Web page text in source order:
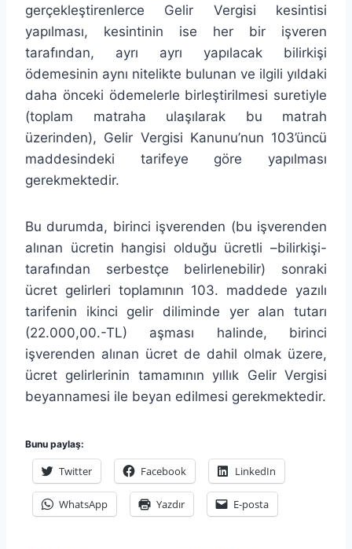
gerçekleştirenlerce Gelir Vergisi kesintisi
yapılması, kesintinin ise her bir işveren
tarafından, ayrı ayrı yapılacak bilirkişi
ödemesinin aynı nitelikte bulunan ve ilgili yıldaki
daha önceki ödemelerle birleştirilmesi suretiyle
(toplam matraha ulaşılarak bu matrah
üzerinden), Gelir Vergisi Kanunu’nun 103’üncü
maddesindeki tarifeye göre yapılması
gerekmektedir.
Bu durumda, birinci işverenden (bu işverenden
alınan ücretin hangisi olduğu ücretli –bilirkişi-
tarafından serbestçe belirlenebilir) sonraki
ücret gelirleri toplamının 103. maddede yazılı
tarifenin ikinci gelir diliminde yer alan tutarı
(22.000,00.-TL) aşması halinde, birinci
işverenden alınan ücret de dahil olmak üzere,
ücret gelirlerinin tamamının yıllık Gelir Vergisi
beyannamesi ile beyan edilmesi gerekmektedir.
Bunu paylaş:
Twitter Facebook LinkedIn
WhatsApp Yazdır E-posta